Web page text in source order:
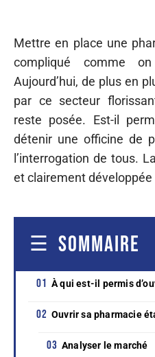
Mettre en place une
compliqué comme
Aujourd’hui, de plus en
par ce secteur
reste posée. Est-il
détenir une officine de
l’interrogation de tous.
et clairement développée
SOMMAIRE
À qui est-il permis
Ouvrir sa pharmacie
Analyser le marché